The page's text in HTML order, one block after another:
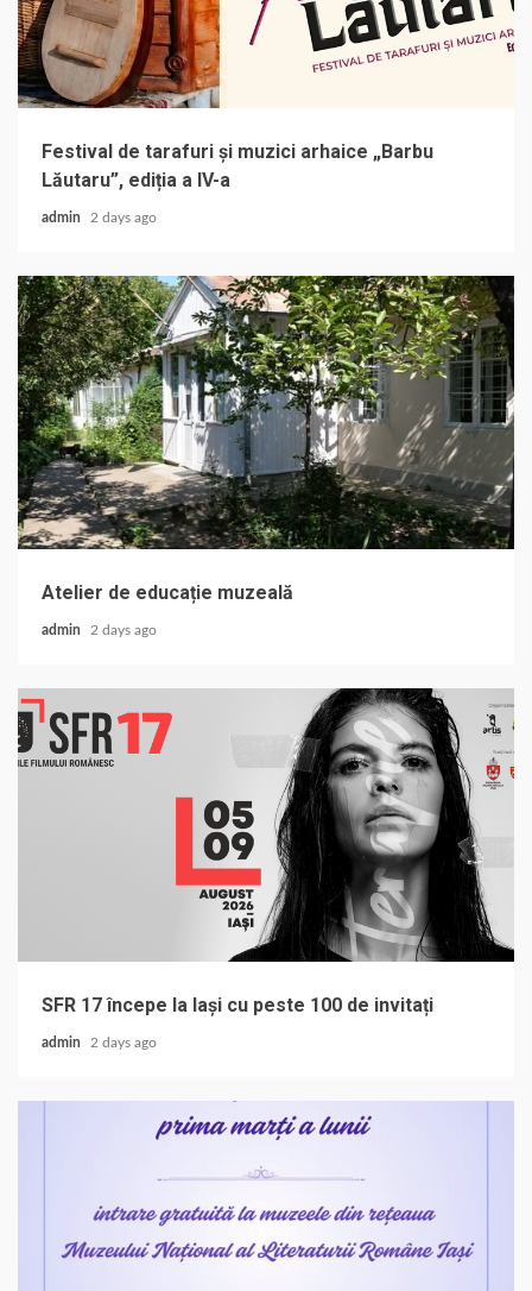
Festival de tarafuri și muzici arhaice „Barbu
Lăutaru”, ediția a IV-a
admin 2 days ago
Atelier de educație muzeală
admin 2 days ago
SFR 17 începe la Iași cu peste 100 de invitați
admin 2 days ago